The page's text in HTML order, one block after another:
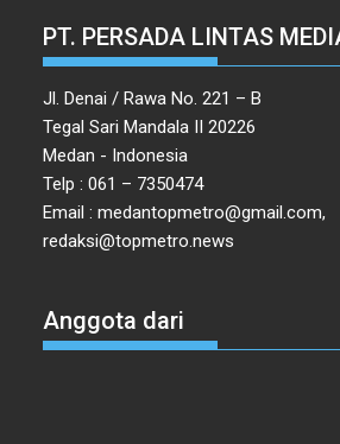
PT. PERSADA LINTAS
Jl. Denai / Rawa No. 221 – B
Tegal Sari Mandala II 20226
Medan - Indonesia
Telp : 061 – 7350474
Email : medantopmetro@gmail.com,
redaksi@topmetro.news
Anggota dari